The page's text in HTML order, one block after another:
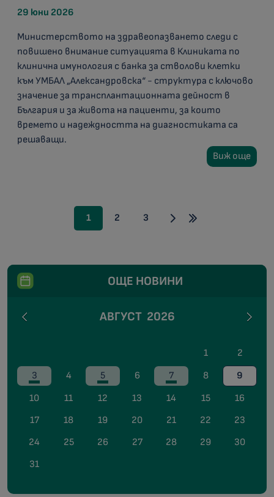
29 юни 2026
Министерството на здравеопазването следи с
повишено внимание ситуацията в Клиниката по
клинична имунология с банка за стволови клетки
към УМБАЛ „Александровска“ - структура с ключово
значение за трансплантационната дейност в
България и за живота на пациенти, за които
времето и надеждността на диагностиката са
решаващи.
Виж още
1 2 3
ОЩЕ НОВИНИ
АВГУСТ 2026
1
2
3
4 5 6 7 8
9
10
11 12 13 14 15
16
17
18 19 20 21 22
23
24
25 26 27 28 29
30
31